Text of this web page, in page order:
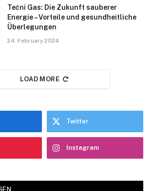
Tečni Gas: Die Zukunft sauberer
Energie – Vorteile und gesundheitliche
Überlegungen
24. February 2024
LOAD MORE
Twitter
Instagram